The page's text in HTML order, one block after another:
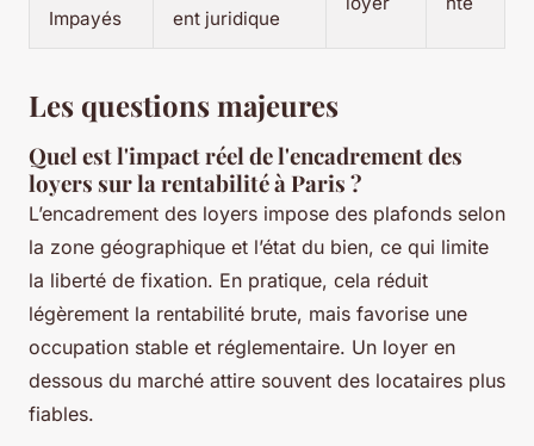
Impayés
ent juridique
Les questions majeures
Quel est l'impact réel de l'encadrement des
loyers sur la rentabilité à Paris ?
L’encadrement des loyers impose des plafonds selon
la zone géographique et l’état du bien, ce qui limite
la liberté de fixation. En pratique, cela réduit
légèrement la rentabilité brute, mais favorise une
occupation stable et réglementaire. Un loyer en
dessous du marché attire souvent des locataires plus
fiables.